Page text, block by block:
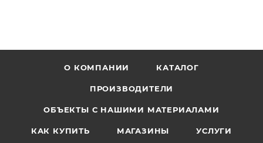
О КОМПАНИИ КАТАЛОГ
ПРОИЗВОДИТЕЛИ
ОБЪЕКТЫ С НАШИМИ МАТЕРИАЛАМИ
КАК КУПИТЬ МАГАЗИНЫ УСЛУГИ